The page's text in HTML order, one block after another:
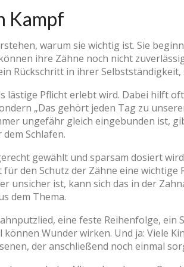
Kampf
warum sie wichtig ist. Sie
ihre Zähne noch nicht
Rückschritt in ihrer
Pflicht erlebt wird. Dabei hilft
„Das gehört jeden Tag zu
ungefähr gleich eingebunden ist,
Schlafen.
gewählt und sparsam dosiert
den Schutz der Zähne eine wichtige
unsicher ist, kann sich das in der
dem Thema.
eine feste Reihenfolge, ein
Wunder wirken. Und ja: Viele
der anschließend noch einmal